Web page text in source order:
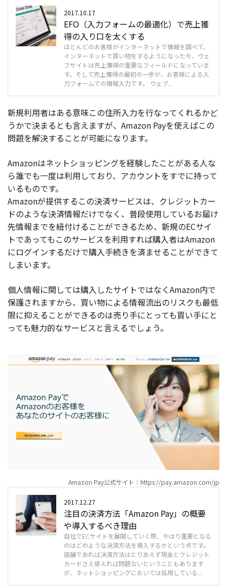
2017.10.17
EFO（入力フォームの最適化）で売上獲
得の入り口を太くする
ほとんどのお客様がインターネットで情報を調べて、
インターネットで買い物をするようになった今、ウェ
ブサイトは売上獲得の重要なフィールドになっていま
す。そして売上獲得の最初の一歩が、お客様による入
力フォームでの情報入力です。 ウェブ...
新規利用者はある意味この住所入力を行なってくれるかど
うかで決まるとも言えますが、Amazon Payを使えばこの
問題を解決することが可能になります。
Amazonはネットショッピングを経験したことがある人な
ら誰でも一度は利用しており、アカウントをすでに持って
いるものです。
Amazonが提供するこの決済サービスは、クレジットカー
ドのような決済情報だけでなく、普段使用しているお届け
先情報までを紐付けることができるため、新規のECサイ
トであってもこのサービスを利用すれば購入者はAmazon
にログインするだけで購入手続きを済ませることができて
しまいます。
個人情報に関しては購入したサイトではなくAmazon内で
保護されますから、買い物による情報流出のリスクも最低
限に抑えることができるのは売り手にとっても買い手にと
っても魅力的なサービスと言えるでしょう。
Amazon Pay公式サイト：https://pay.amazon.com/jp
2017.12.27
注目の決済方法「Amazon Pay」の概要
や導入するべき理由
自社でECサイトを展開していく際、やはり重要となる
のはどのような決済方法を導入するかという点です。
店舗であれば決済方法はとりあえず現金とクレジット
カードさえ使えれば問題ないということもあります
が、ネットショッピングにおいては採用している...